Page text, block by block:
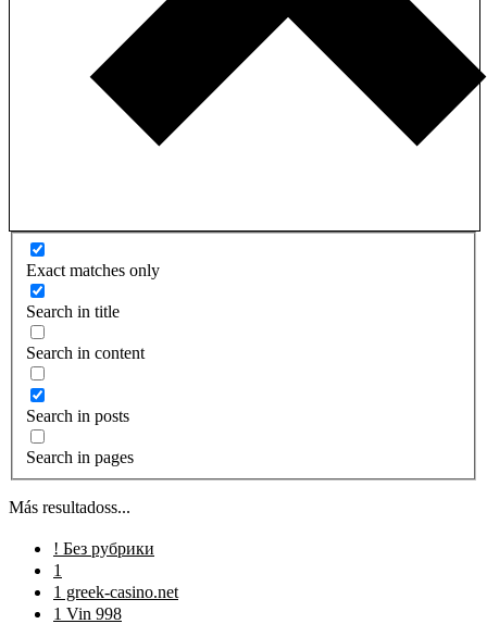
Exact matches only
Search in title
Search in content
Search in posts
Search in pages
Más resultadoss...
! Без рубрики
1
1 greek-casino.net
1 Vin 998